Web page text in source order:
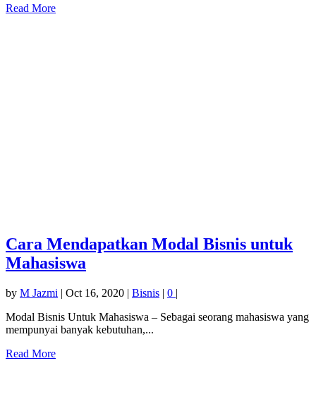
Read More
Cara Mendapatkan Modal Bisnis untuk
Mahasiswa
by M Jazmi | Oct 16, 2020 | Bisnis | 0 |
Modal Bisnis Untuk Mahasiswa – Sebagai seorang mahasiswa yang
mempunyai banyak kebutuhan,...
Read More